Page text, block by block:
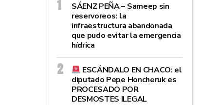
SÁENZ PEÑA – Sameep sin
reservoreos: la
infraestructura abandonada
que pudo evitar la emergencia
hídrica
ESCÁNDALO EN CHACO: el
diputado Pepe Honcheruk es
PROCESADO POR
DESMOSTES ILEGAL